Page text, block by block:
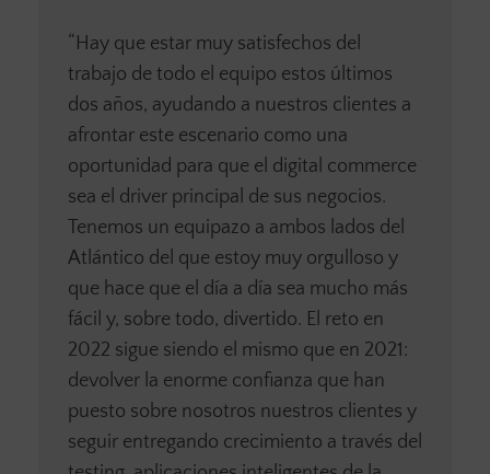
“Hay que estar muy satisfechos del
trabajo de todo el equipo estos últimos
dos años, ayudando a nuestros clientes a
afrontar este escenario como una
oportunidad para que el digital commerce
sea el driver principal de sus negocios.
Tenemos un equipazo a ambos lados del
Atlántico del que estoy muy orgulloso y
que hace que el día a día sea mucho más
fácil y, sobre todo, divertido. El reto en
2022 sigue siendo el mismo que en 2021:
devolver la enorme confianza que han
puesto sobre nosotros nuestros clientes y
seguir entregando crecimiento a través del